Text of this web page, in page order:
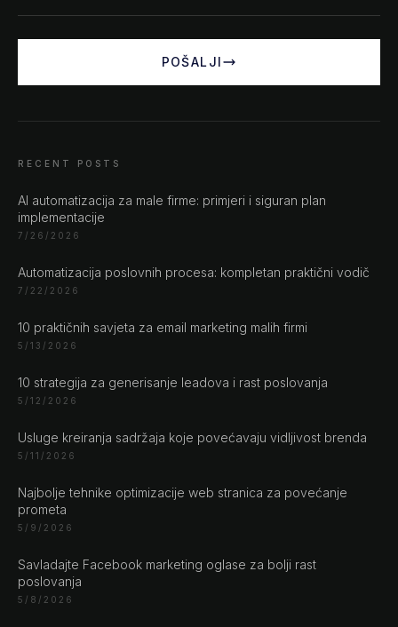
POŠALJI
RECENT POSTS
AI automatizacija za male firme: primjeri i siguran plan
implementacije
7/26/2026
Automatizacija poslovnih procesa: kompletan praktični vodič
7/22/2026
10 praktičnih savjeta za email marketing malih firmi
5/13/2026
10 strategija za generisanje leadova i rast poslovanja
5/12/2026
Usluge kreiranja sadržaja koje povećavaju vidljivost brenda
5/11/2026
Najbolje tehnike optimizacije web stranica za povećanje
prometa
5/9/2026
Savladajte Facebook marketing oglase za bolji rast
poslovanja
5/8/2026
Rustempašina 23
Bosan i Hercegovina
Germany